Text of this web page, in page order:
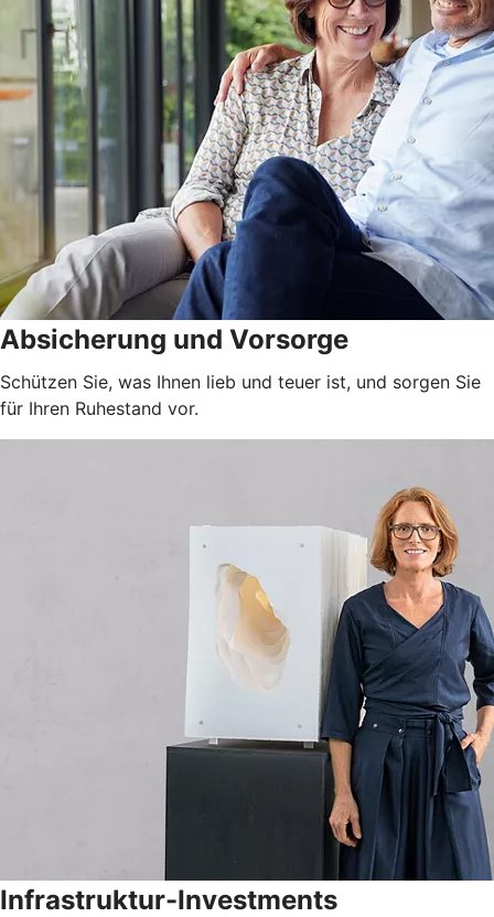
Absicherung und Vorsorge
Schützen Sie, was Ihnen lieb und teuer ist, und sorgen Sie
für Ihren Ruhestand vor.
Infrastruktur-Investments